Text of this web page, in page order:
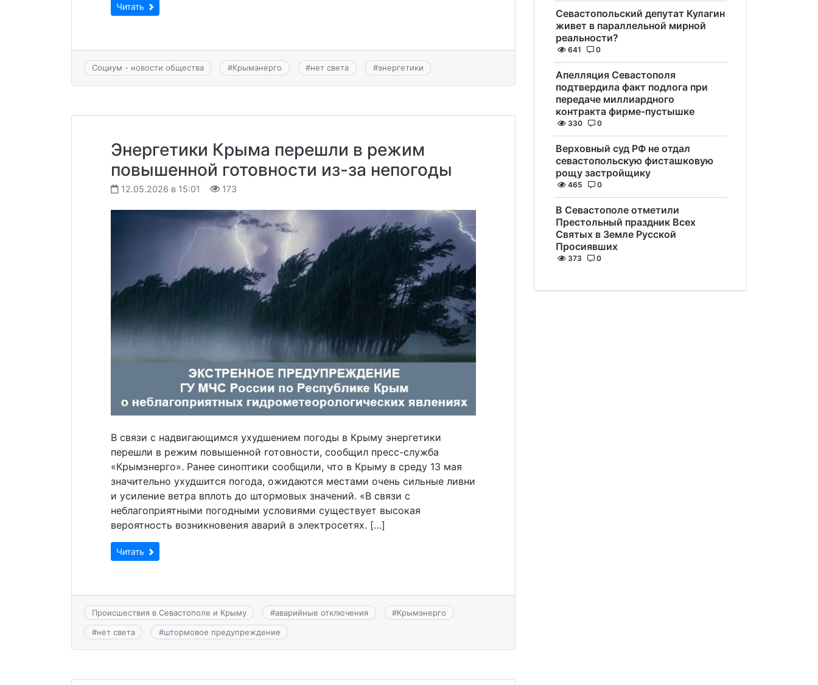
Читать
Социум - новости общества #Крымэнерго #нет света #энергетики
Энергетики Крыма перешли в режим
повышенной готовности из-за непогоды
12.05.2026 в 15:01 173
В связи с надвигающимся ухудшением погоды в Крыму энергетики
перешли в режим повышенной готовности, сообщил пресс-служба
«Крымэнерго». Ранее синоптики сообщили, что в Крыму в среду 13 мая
значительно ухудшится погода, ожидаются местами очень сильные ливни
и усиление ветра вплоть до штормовых значений. «В связи с
неблагоприятными погодными условиями существует высокая
вероятность возникновения аварий в электросетях. […]
Читать
Происшествия в Севастополе и Крыму #аварийные отключения #Крымэнерго
#нет света #штормовое предупреждение
Севастопольский депутат Кулагин
живет в параллельной мирной
реальности?
641 0
Апелляция Севастополя
подтвердила факт подлога при
передаче миллиардного
контракта фирме-пустышке
330 0
Верховный суд РФ не отдал
севастопольскую фисташковую
рощу застройщику
465 0
В Севастополе отметили
Престольный праздник Всех
Святых в Земле Русской
Просиявших
373 0